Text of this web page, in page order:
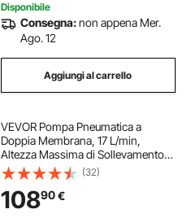
Disponibile
Consegna:non appena Mer.
Ago. 12
Aggiungi al carrello
VEVOR Pompa Pneumatica a
Doppia Membrana, 17 L/min,
Altezza Massima di Sollevamento
51,82 m, Pompa di Trasferimento
Pneumatica, Corpo in
Polipropilene, Azionata ad Aria per
Diesel, Grasso
(32)
10890€